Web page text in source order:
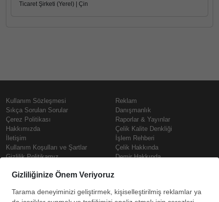
Ticaret Şirketi (Yerel) | Çin
Kullanım Sözleşmesi
Sıkça Sorulan Sorular
Çerez Politikası
Hakkımızda
İletişim
Kullanım Koşulları ve Şartlar
Gizlilik Politikamız
Prime
Reklam
Danışmanlık
Raporlar & Yayınlar
Çelik Kalite Denkliği
İşlem Rehberi
Çelik Hakkında
Demir Hakkında
Çelik Fiyatları Copyright © SteelOrbis Elektronik